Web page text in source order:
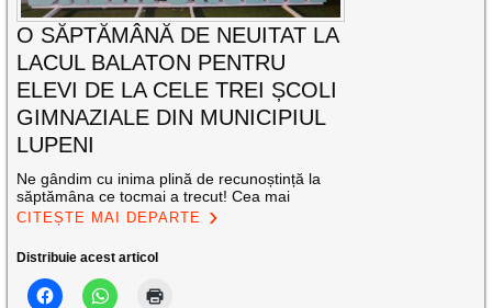
O SĂPTĂMÂNĂ DE NEUITAT LA
LACUL BALATON PENTRU
ELEVI DE LA CELE TREI ȘCOLI
GIMNAZIALE DIN MUNICIPIUL
LUPENI
Ne gândim cu inima plină de recunoștință la
săptămâna ce tocmai a trecut! Cea mai
CITEȘTE MAI DEPARTE
Distribuie acest articol